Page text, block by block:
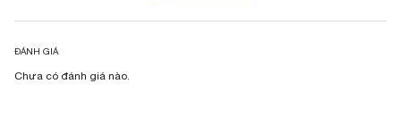
ĐÁNH GIÁ
Chưa có đánh giá nào.